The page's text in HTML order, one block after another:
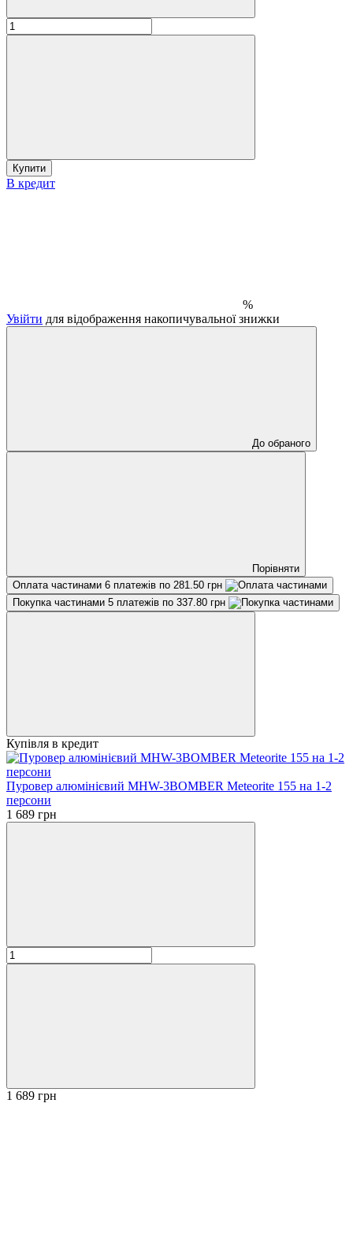
Купити
В кредит
%
Увійти для відображення накопичувальної знижки
До обраного
Порівняти
Оплата частинами 6 платежів по 281.50 грн
Покупка частинами 5 платежів по 337.80 грн
Купівля в кредит
Пуровер алюмінієвий MHW-3BOMBER Meteorite 155 на 1-2
персони
1 689 грн
1 689 грн